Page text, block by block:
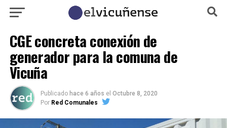
CGE concreta conexión de
generador para la comuna de
Vicuña
Publicado hace 6 años el Octubre 8, 2020
Por Red Comunales